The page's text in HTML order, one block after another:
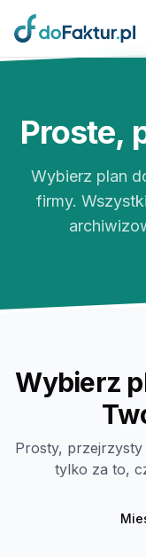
Przejdź do głównej
Proste,
Wybierz plan
firmy.
Wybierz
Prosty,
tylko za to,